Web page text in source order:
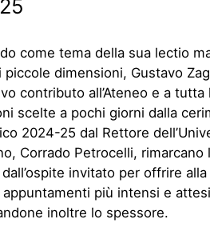
come tema della sua lectio
piccole dimensioni, Gustavo
contributo all’Ateneo e a
scelte a pochi giorni dalla
2024-25 dal Rettore
Corrado Petrocelli,
invitato per offrire
più intensi e
inoltre lo spessore.